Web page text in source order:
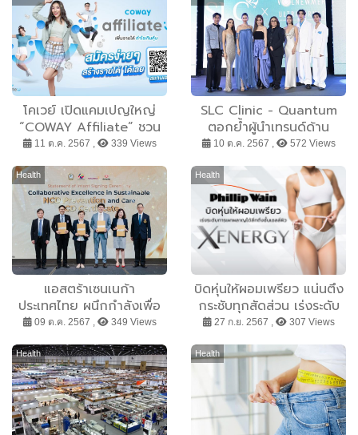
Change in Heart
Health’
โคเวย์ เปิดแคมเปญใหญ่
“COWAY Affiliate” ชวน
คุณสร้างคอนเทนต์ เพิ่ม
Engagement แบบปัง ๆ
พร้อมรับสิทธิประโยชน์
มากมาย
11 ต.ค. 2567 , 339 Views
SLC Clinic - Quantum
ตอกย้ำผู้นำเทรนด์ด้าน
นวัตกรรมความงาม! ดึง
นางเอกสาว “ศรีริต้า-มิ้นต์-
ลิลลี่” แชร์เคล็ดลับความสวย
เซอร์ไพร์ส “มาช่า” โชว์มินิ
คอนเสิร์ตทำห้างแตก!!
10 ต.ค. 2567 , 572 Views
Health
แอสตร้าเซนเนก้า
ประเทศไทย ผนึกกำลังเพื่อ
ยกระดับการแพทย์ไทยเปิด
ตัวโครงการพัฒนาความรู้
เกี่ยวกับโรคไม่ติดต่อเรื้อรัง
09 ต.ค. 2567 , 349 Views
Health
บิดหุ่นให้ผอมเพรียว แน่นตึง
กระชับทุกสัดส่วน เร่งระดับ
การเผาผลาญได้ลึกถึงชั้น
เซลล์ผิว ด้วยทรีตเม้นต์ใหม่
ล่าสุดจาก คลับฟิลิปเวน X -
Energy
27 ก.ย. 2567 , 307 Views
Health Health